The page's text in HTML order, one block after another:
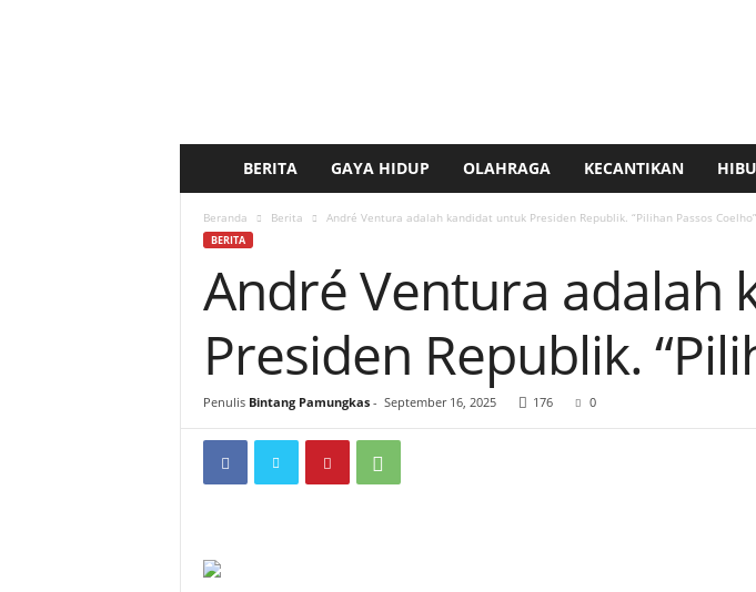
e
t
a
k
BERITA GAYA HIDUP OLAHRAGA KECANTIKAN
Beranda Berita André Ventura adalah kandidat untuk Presiden Republik. “Pilihan Passos Coelho”
BERITA
André Ventura adalah
Presiden Republik.
Penulis Bintang Pamungkas- September 16, 2025 176 0